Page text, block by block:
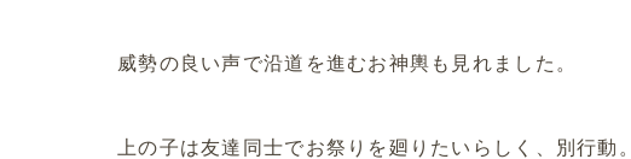
威勢の良い声で沿道を進むお神輿も見れました。
上の子は友達同士でお祭りを廻りたいらしく、別行動。